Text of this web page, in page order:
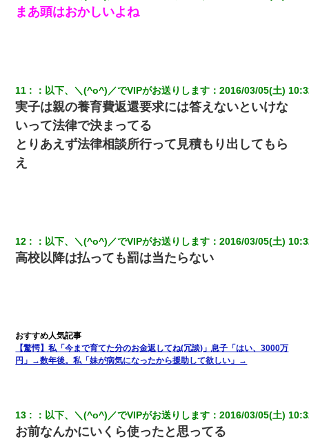
私「まとめ買いして冷凍ストックしてる」Ａ「ずるい！クレク
レ！」私「なんでよ」Ａ「ケーチ！バーカ！」→ 後日、Ａ旦那が
兄の新しい嫁がやらかしすぎて辛い。当たり前のように実家や姪
の幼稚園に来る
俺「初対面でなに言ったか覚えてる？」嫁「臭いんだよ！キモオ
タ？だっけ？」俺「だいたい合ってる。で、なんで告白してきた
走り回っていて…
見回りで犯人が捕まったが、それが…｜生活｜ヌルポあんてな
小学生の息子が急に様子がおかしくなった。私「理由を聞いても
嫁が涙声で『会いたいね』とか言っているのが聞こえた。俺「こ
んな時間に誰と電話してんの？」嫁「ごめんなさい…！（大号
泣」俺（キターー）→
まあ頭はおかしいよね
11 ： 以下、＼(^o^)／でVIPがお送りします ：2016/03/05(土)
実子は親の養育費返還要求には答えないといけな
いって法律で決まってる
とりあえず法律相談所行って見積もり出してもら
え
12 ： 以下、＼(^o^)／でVIPがお送りします ：2016/03/05(土)
高校以降は払っても罰は当たらない
【驚愕】私「今まで育てた分のお金返してね(冗談)」息子「はい、3000万
円」→数年後。私「妹が病気になったから援助して欲しい」→
13 ： 以下、＼(^o^)／でVIPがお送りします ：2016/03/05(土)
お前なんかにいくら使ったと思ってる